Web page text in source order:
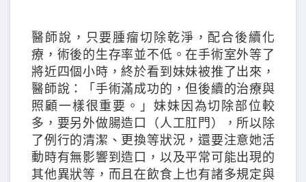
醫師說，只要腫瘤切除乾淨，配合後續化
療，術後的生存率並不低。在手術室外等了
將近四個小時，終於看到妹妹被推了出來，
醫師說：「手術滿成功的，但後續的治療與
照顧一樣很重要。」妹妹因為切除部位較
多，要另外做腸造口（人工肛門），所以除
了例行的清潔、更換等狀況，還要注意她活
動時有無影響到造口，以及平常可能出現的
其他異狀等，而且在飲食上也有諸多規定與